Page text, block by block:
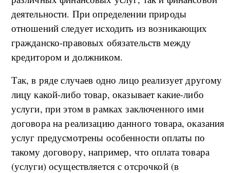
деятельности. При определении природы
отношений следует исходить из возникающих
гражданско-правовых обязательств между
кредитором и должником.
Так, в ряде случаев одно лицо реализует другому
лицу какой-либо товар, оказывает какие-либо
услуги, при этом в рамках заключенного ими
договора на реализацию данного товара, оказания
услуг предусмотрены особенности оплаты по
такому договору, например, что оплата товара
(услуги) осуществляется с отсрочкой (в